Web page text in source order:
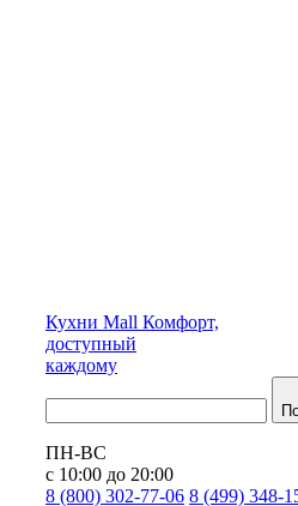
Кухни Mall Комфорт,
доступный
каждому
ПН-ВС
с 10:00 до 20:00
8 (800) 302-77-06 8 (499) 348-